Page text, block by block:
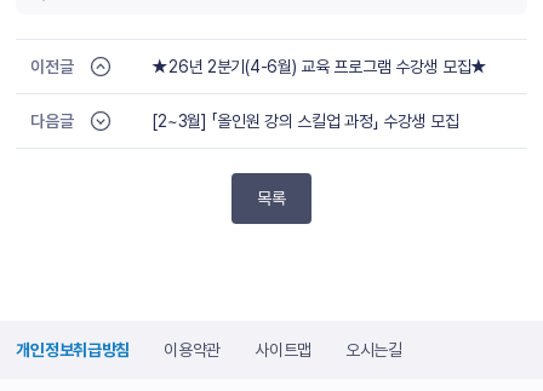
이전글 ★26년 2분기(4-6월) 교육 프로그램 수강생 모집★
다음글 [2~3월] 「올인원 강의 스킬업 과정」 수강생 모집
목록
개인정보취급방침 이용약관 사이트맵 오시는길